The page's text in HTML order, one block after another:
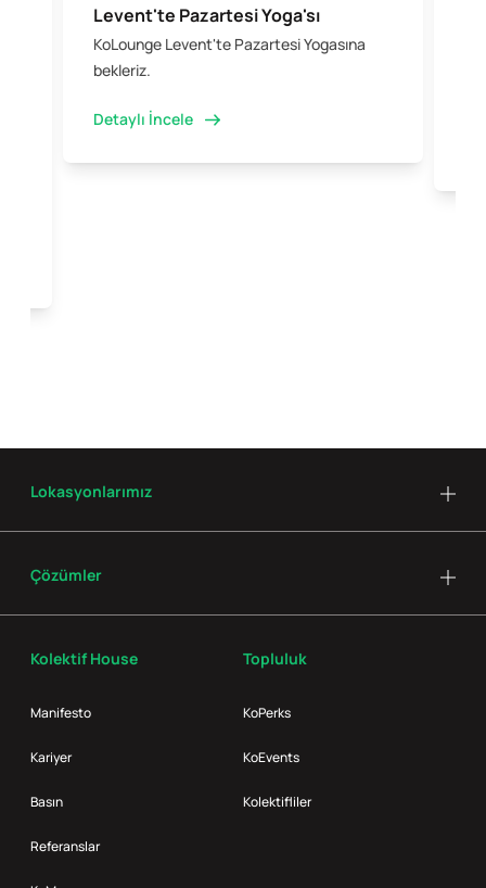
Levent'te Pazartesi Yoga'sı
KoLounge Levent'te Pazartesi Yogasına
bekleriz.
Detaylı İncele
Kolektif House
Manifesto
Kariyer
Basın
Referanslar
Topluluk
KoPerks
KoEvents
Kolektifliler
Lokasyonlarımız
Çözümler